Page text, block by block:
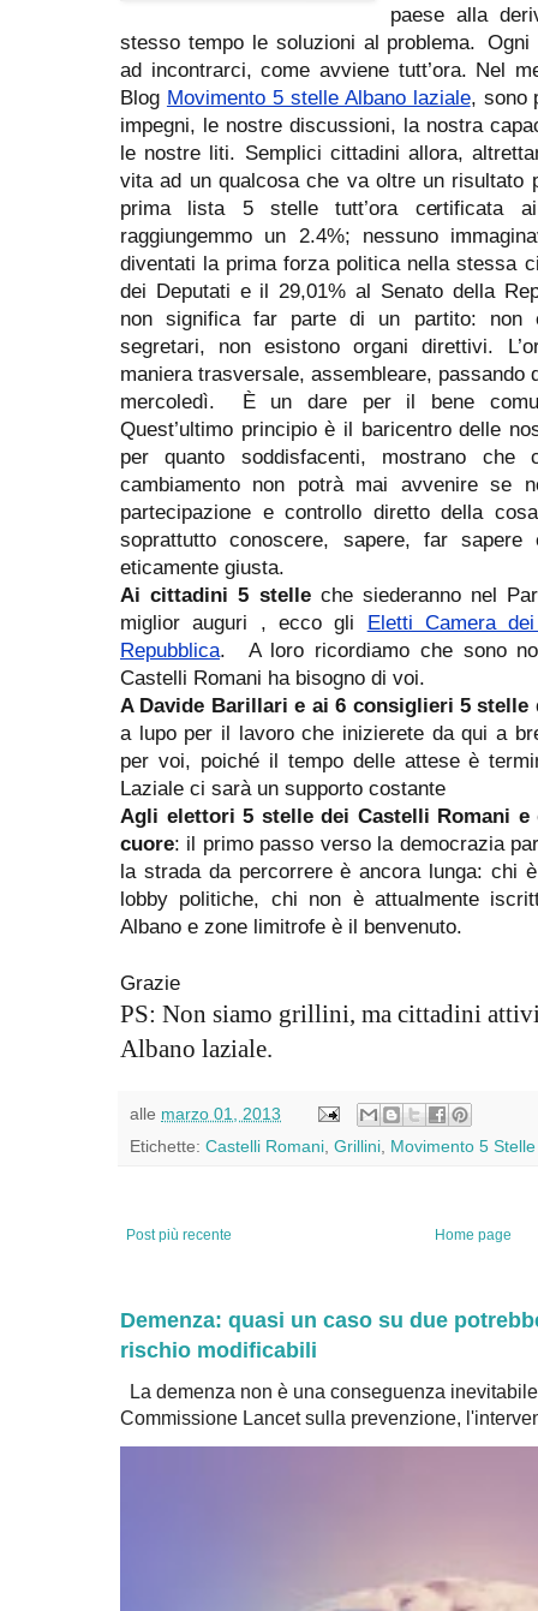
paese alla
stesso tempo le soluzioni al problema.
ad incontrarci, come avviene tutt’ora. Nel
Blog Movimento 5 stelle Albano laziale, sono
impegni, le nostre discussioni, la nostra
le nostre liti. Semplici cittadini allora,
vita ad un qualcosa che va oltre un
prima lista 5 stelle tutt’ora certificata
raggiungemmo un 2.4%; nessuno
diventati la prima forza politica nella stessa
dei Deputati e il 29,01% al Senato della
non significa far parte di un partito: non
segretari, non esistono organi direttivi.
maniera trasversale, assembleare, passando
mercoledì. È un dare per il bene
Quest’ultimo principio è il baricentro delle
per quanto soddisfacenti, mostrano
cambiamento non potrà mai avvenire se
partecipazione e controllo diretto della
soprattutto conoscere, sapere, far
eticamente giusta.
Ai cittadini 5 stelleche siederanno nel
miglior auguri , ecco gli Eletti Camera
Repubblica. A loro ricordiamo che sono
Castelli Romani ha bisogno di voi.
A Davide Barillari e ai 6 consiglieri 5 stelle
a lupo per il lavoro che inizierete da qui a
per voi, poiché il tempo delle attese è
Laziale ci sarà un supporto costante
Agli elettori 5 stelle dei Castelli Romani
cuore: il primo passo verso la democrazia
la strada da percorrere è ancora lunga: chi
lobby politiche, chi non è attualmente
Albano e zone limitrofe è il benvenuto.
Grazie
PS: Non siamo grillini, ma cittadini
Albano laziale.
alle marzo 01, 2013
Etichette: Castelli Romani Grillini Movimento 5 Stelle
Post più recente Home page
Demenza: quasi un caso su due
rischio modificabili
La demenza non è una conseguenza
Commissione Lancet sulla prevenzione,